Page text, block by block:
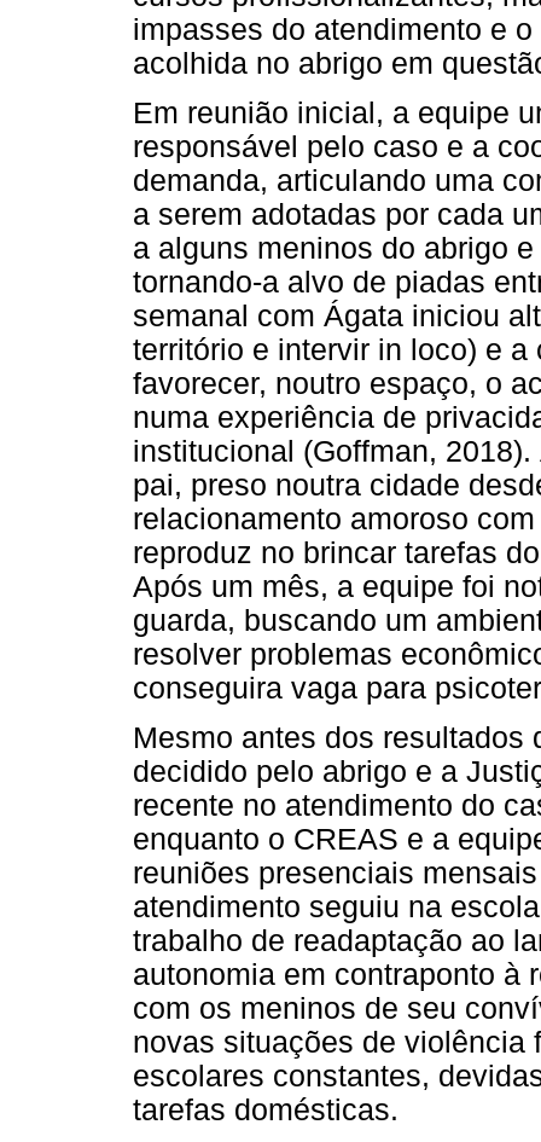
impasses do atendimento e
acolhida no abrigo em
Em reunião inicial, a equipe
responsável pelo caso e a
demanda, articulando uma
a serem adotadas por cada
a alguns meninos do abrigo
tornando-a alvo de piadas
semanal com Ágata iniciou
território e intervir in loco) e
favorecer, noutro espaço, o
numa experiência de
institucional (Goffman,
pai, preso noutra cidade
relacionamento amoroso
reproduz no brincar tarefas
Após um mês, a equipe foi
guarda, buscando um
resolver problemas
conseguira vaga para
Mesmo antes dos resultados
decidido pelo abrigo e a
recente no atendimento do
enquanto o CREAS e a
reuniões presenciais
atendimento seguiu na
trabalho de readaptação ao
autonomia em contraponto à
com os meninos de seu
novas situações de violência
escolares constantes,
tarefas domésticas.